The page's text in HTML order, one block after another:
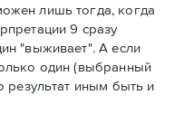
лишь тогда, когда
9 сразу
"выживает". А если
один (выбранный
результат иным быть и